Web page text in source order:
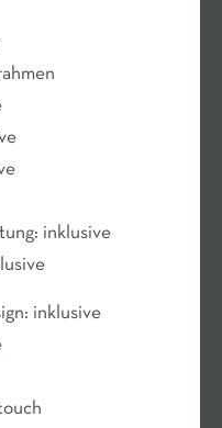
inklusive
inklusive